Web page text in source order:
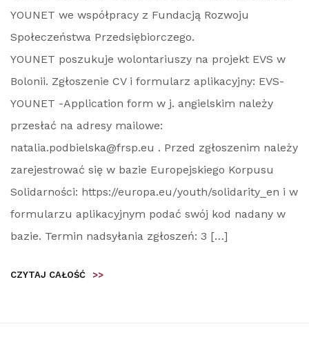
YOUNET we współpracy z Fundacją Rozwoju
Społeczeństwa Przedsiębiorczego.
YOUNET poszukuje wolontariuszy na projekt EVS w
Bolonii. Zgłoszenie CV i formularz aplikacyjny: EVS-
YOUNET -Application form w j. angielskim należy
przesłać na adresy mailowe:
natalia.podbielska@frsp.eu . Przed zgłoszenim należy
zarejestrować się w bazie Europejskiego Korpusu
Solidarności: https://europa.eu/youth/solidarity_en i w
formularzu aplikacyjnym podać swój kod nadany w
bazie. Termin nadsyłania zgłoszeń: 3 […]
CZYTAJ CAŁOŚĆ >>